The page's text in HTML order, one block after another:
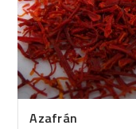
Azafrán